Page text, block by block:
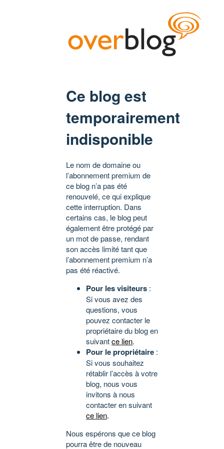
Ce blog est
temporairement
indisponible
Le nom de domaine ou
l’abonnement premium de
ce blog n’a pas été
renouvelé, ce qui explique
cette interruption. Dans
certains cas, le blog peut
également être protégé par
un mot de passe, rendant
son accès limité tant que
l’abonnement premium n’a
pas été réactivé.
Pour les visiteurs :
Si vous avez des
questions, vous
pouvez contacter le
propriétaire du blog en
suivantce lien.
Pour le propriétaire :
Si vous souhaitez
rétablir l’accès à votre
blog, nous vous
invitons à nous
contacter en suivant
ce lien.
Nous espérons que ce blog
pourra être de nouveau